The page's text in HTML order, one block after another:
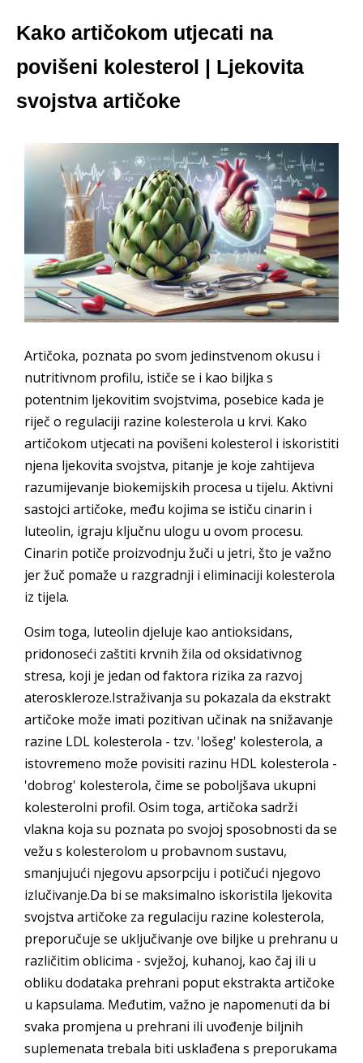
Kako artičokom utjecati na
povišeni kolesterol | Ljekovita
svojstva artičoke
Artičoka, poznata po svom jedinstvenom okusu i
nutritivnom profilu, ističe se i kao biljka s
potentnim ljekovitim svojstvima, posebice kada je
riječ o regulaciji razine kolesterola u krvi. Kako
artičokom utjecati na povišeni kolesterol i iskoristiti
njena ljekovita svojstva, pitanje je koje zahtijeva
razumijevanje biokemijskih procesa u tijelu. Aktivni
sastojci artičoke, među kojima se ističu cinarin i
luteolin, igraju ključnu ulogu u ovom procesu.
Cinarin potiče proizvodnju žuči u jetri, što je važno
jer žuč pomaže u razgradnji i eliminaciji kolesterola
iz tijela.
Osim toga, luteolin djeluje kao antioksidans,
pridonoseći zaštiti krvnih žila od oksidativnog
stresa, koji je jedan od faktora rizika za razvoj
ateroskleroze.Istraživanja su pokazala da ekstrakt
artičoke može imati pozitivan učinak na snižavanje
razine LDL kolesterola - tzv. 'lošeg' kolesterola, a
istovremeno može povisiti razinu HDL kolesterola -
'dobrog' kolesterola, čime se poboljšava ukupni
kolesterolni profil. Osim toga, artičoka sadrži
vlakna koja su poznata po svojoj sposobnosti da se
vežu s kolesterolom u probavnom sustavu,
smanjujući njegovu apsorpciju i potičući njegovo
izlučivanje.Da bi se maksimalno iskoristila ljekovita
svojstva artičoke za regulaciju razine kolesterola,
preporučuje se uključivanje ove biljke u prehranu u
različitim oblicima - svježoj, kuhanoj, kao čaj ili u
obliku dodataka prehrani poput ekstrakta artičoke
u kapsulama. Međutim, važno je napomenuti da bi
svaka promjena u prehrani ili uvođenje biljnih
suplemenata trebala biti usklađena s preporukama